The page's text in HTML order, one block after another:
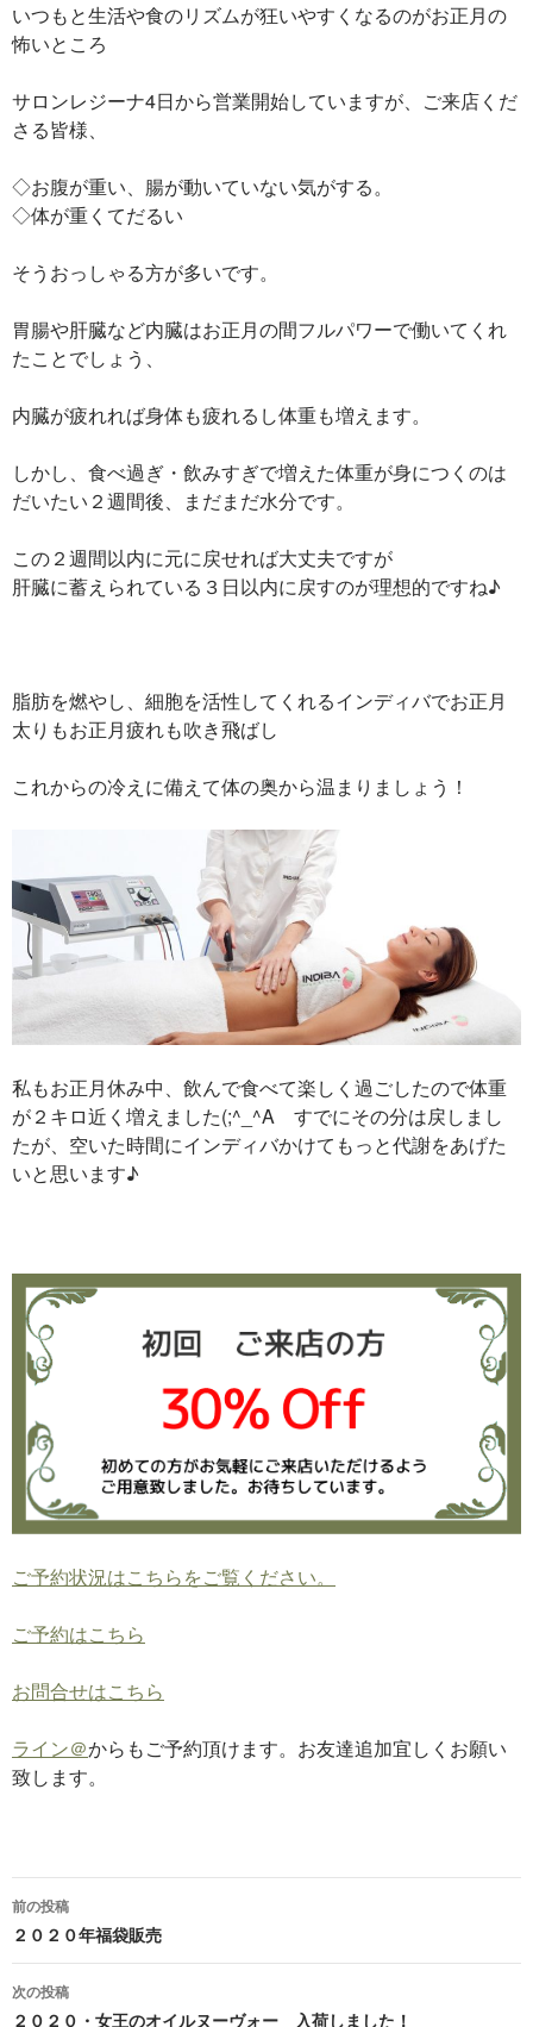
いつもと生活や食のリズムが狂いやすくなるのがお正月の
怖いところ
サロンレジーナ4日から営業開始していますが、ご来店くだ
さる皆様、
◇お腹が重い、腸が動いていない気がする。
◇体が重くてだるい
そうおっしゃる方が多いです。
胃腸や肝臓など内臓はお正月の間フルパワーで働いてくれ
たことでしょう、
内臓が疲れれば身体も疲れるし体重も増えます。
しかし、食べ過ぎ・飲みすぎで増えた体重が身につくのは
だいたい２週間後、まだまだ水分です。
この２週間以内に元に戻せれば大丈夫ですが
肝臓に蓄えられている３日以内に戻すのが理想的ですね♪
脂肪を燃やし、細胞を活性してくれるインディバでお正月
太りもお正月疲れも吹き飛ばし
これからの冷えに備えて体の奥から温まりましょう！
私もお正月休み中、飲んで食べて楽しく過ごしたので体重
が２キロ近く増えました(;^_^A すでにその分は戻しまし
たが、空いた時間にインディバかけてもっと代謝をあげた
いと思います♪
ご予約状況はこちらをご覧ください。
ご予約はこちら
お問合せはこちら
ライン＠からもご予約頂けます。お友達追加宜しくお願い
致します。
投
稿
ナ
前の投稿
２０２０年福袋販売
次の投稿
２０２０・女王のオイルヌーヴォー 入荷しました！